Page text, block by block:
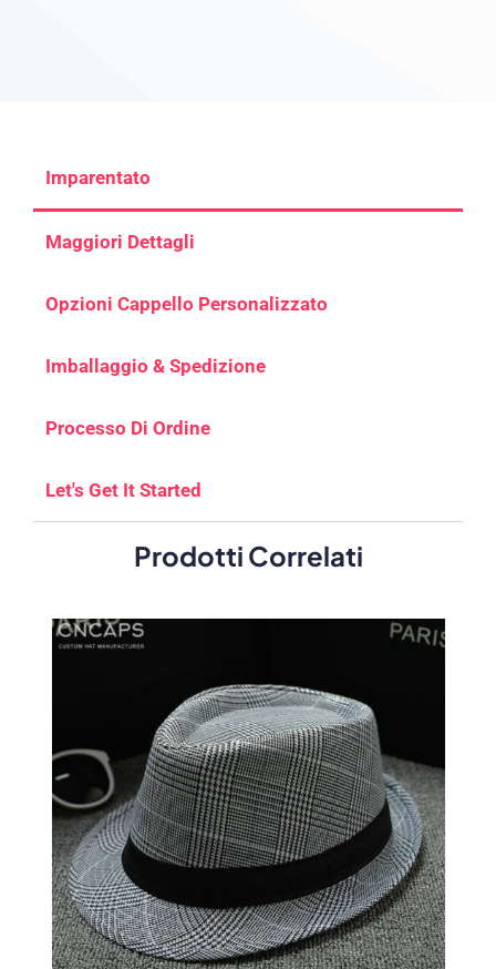
Imparentato
Maggiori Dettagli
Opzioni Cappello Personalizzato
Imballaggio & Spedizione
Processo Di Ordine
Let's Get It Started
Prodotti Correlati